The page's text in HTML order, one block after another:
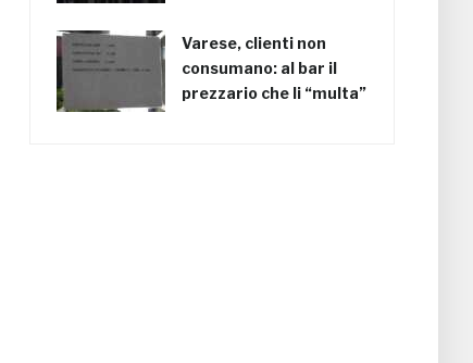
Varese, clienti non
consumano: al bar il
prezzario che li “multa”